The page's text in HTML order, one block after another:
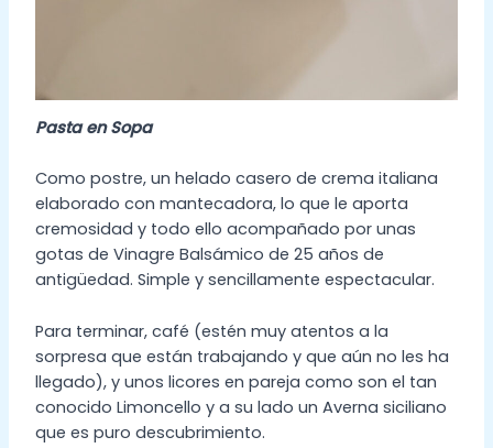
Pasta en Sopa
Como postre, un helado casero de crema italiana
elaborado con mantecadora, lo que le aporta
cremosidad y todo ello acompañado por unas
gotas de Vinagre Balsámico de 25 años de
antigüedad. Simple y sencillamente espectacular.
Para terminar, café (estén muy atentos a la
sorpresa que están trabajando y que aún no les ha
llegado), y unos licores en pareja como son el tan
conocido Limoncello y a su lado un Averna siciliano
que es puro descubrimiento.